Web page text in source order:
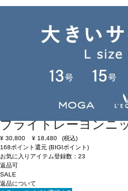
ブライトレーヨンニ
¥ 30,800 ¥ 18,480
(税込)
168ポイント還元 (BIGIポイント)
お気に入りアイテム登録数： 23
返品可
SALE
返品について